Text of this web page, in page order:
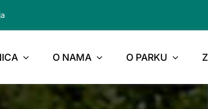
O NAMA O PARKU